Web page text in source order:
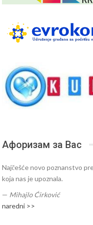
Афоризам за Вас
Najčešće novo poznanstvo
koja nas je upoznala.
— Mihajlo Ćirković
naredni >>